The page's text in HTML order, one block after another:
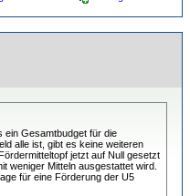
ein Gesamtbudget für die
alle ist, gibt es keine weiteren
jetzt auf Null gesetzt
weniger Mitteln ausgestattet wird.
für eine Förderung der U5